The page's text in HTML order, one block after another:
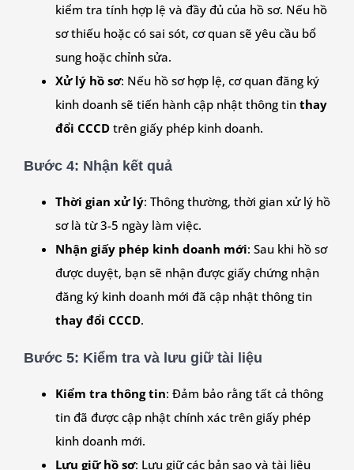
kiểm tra tính hợp lệ và đầy đủ của hồ sơ. Nếu hồ
sơ thiếu hoặc có sai sót, cơ quan sẽ yêu cầu bổ
sung hoặc chỉnh sửa.
Xử lý hồ sơ: Nếu hồ sơ hợp lệ, cơ quan đăng ký
kinh doanh sẽ tiến hành cập nhật thông tin thay
đổi CCCD trên giấy phép kinh doanh.
Bước 4: Nhận kết quả
Thời gian xử lý: Thông thường, thời gian xử lý hồ
sơ là từ 3-5 ngày làm việc.
Nhận giấy phép kinh doanh mới: Sau khi hồ sơ
được duyệt, bạn sẽ nhận được giấy chứng nhận
đăng ký kinh doanh mới đã cập nhật thông tin
thay đổi CCCD.
Bước 5: Kiểm tra và lưu giữ tài liệu
Kiểm tra thông tin: Đảm bảo rằng tất cả thông
tin đã được cập nhật chính xác trên giấy phép
kinh doanh mới.
Lưu giữ hồ sơ: Lưu giữ các bản sao và tài liệu